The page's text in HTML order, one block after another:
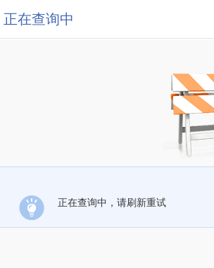
正在查询中
正在查询中，请刷新重试